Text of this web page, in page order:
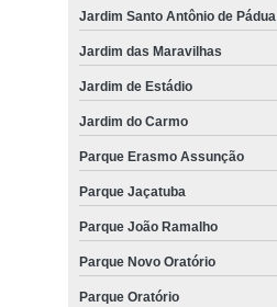
Jardim Santo Antônio de Pádua
Jardim das Maravilhas
Jardim de Estádio
Jardim do Carmo
Parque Erasmo Assunção
Parque Jaçatuba
Parque João Ramalho
Parque Novo Oratório
Parque Oratório